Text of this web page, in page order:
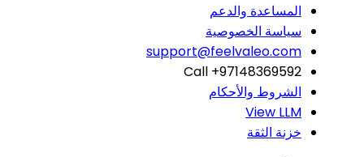
المساعدة والدعم
سياسة الخصوصية
support@feelvaleo.com
Call +97148369592
الشروط والأحكام
View LLM
خزنة الثقة